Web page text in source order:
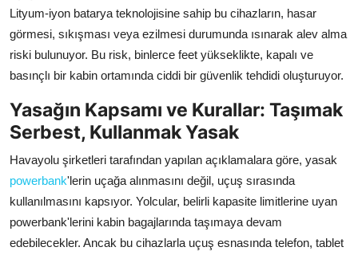
Lityum-iyon batarya teknolojisine sahip bu cihazların, hasar
görmesi, sıkışması veya ezilmesi durumunda ısınarak alev alma
riski bulunuyor. Bu risk, binlerce feet yükseklikte, kapalı ve
basınçlı bir kabin ortamında ciddi bir güvenlik tehdidi oluşturuyor.
Yasağın Kapsamı ve Kurallar: Taşımak
Serbest, Kullanmak Yasak
Havayolu şirketleri tarafından yapılan açıklamalara göre, yasak
powerbank'lerin uçağa alınmasını değil, uçuş sırasında
kullanılmasını kapsıyor. Yolcular, belirli kapasite limitlerine uyan
powerbank'lerini kabin bagajlarında taşımaya devam
edebilecekler. Ancak bu cihazlarla uçuş esnasında telefon, tablet